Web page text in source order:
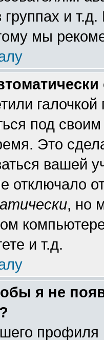
и
мы
галочкой
под
Это
вашей
отключало
, но
и т.д.
я не